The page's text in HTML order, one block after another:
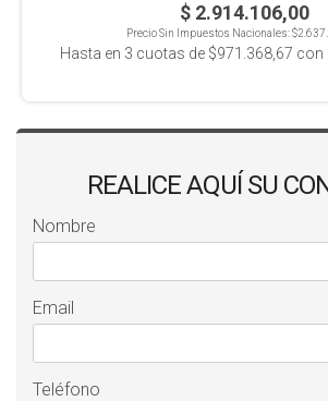
$ 2.914.106,00
Precio Sin Impuestos Nacionales:
Hasta en 3 cuotas de $971.368,67 con
REALICE AQUÍ SU
Nombre
Email
Teléfono